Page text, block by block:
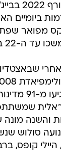
ביומיים
מפואר
ה-22 בפברואר.
שנה אחרי
המשלחות
והשנה מונה
סולוש
היילי קופס,